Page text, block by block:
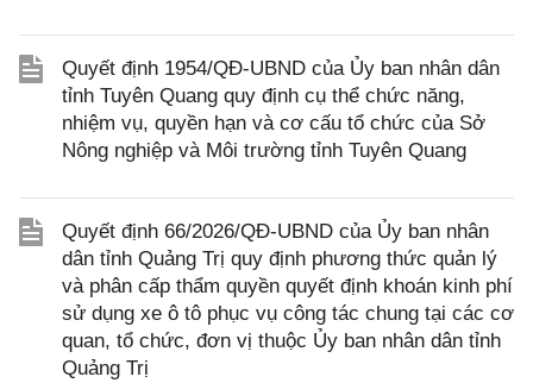
Quyết định 1954/QĐ-UBND của Ủy ban nhân dân
tỉnh Tuyên Quang quy định cụ thể chức năng,
nhiệm vụ, quyền hạn và cơ cấu tổ chức của Sở
Nông nghiệp và Môi trường tỉnh Tuyên Quang
Quyết định 66/2026/QĐ-UBND của Ủy ban nhân
dân tỉnh Quảng Trị quy định phương thức quản lý
và phân cấp thẩm quyền quyết định khoán kinh phí
sử dụng xe ô tô phục vụ công tác chung tại các cơ
quan, tổ chức, đơn vị thuộc Ủy ban nhân dân tỉnh
Quảng Trị